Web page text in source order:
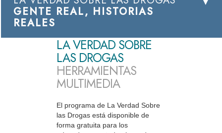
GENTE REAL, HISTORIAS
REALES
LA VERDAD SOBRE
LAS DROGAS
HERRAMIENTAS
MULTIMEDIA
El programa de La Verdad Sobre
las Drogas está disponible de
forma gratuita para los